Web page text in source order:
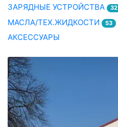
ЗАРЯДНЫЕ УСТРОЙСТВА 32
МАСЛА/ТЕХ.ЖИДКОСТИ 53
АКСЕССУАРЫ